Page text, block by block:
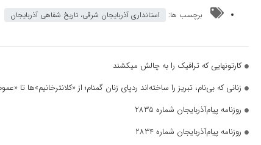
برچسب ها: استانداری آذربایجان شرقی، تاریخ شفاهی آذربایجان
کارتونهایی که ترافیک را به چالش میکشند
زنانی که بی‌نام، تبریز را ساخته‌اند ردپای زنان گمنام؛ از «کلانترخانیم»ها تا
روزنامه پیام‌آذربایجان شماره 2835
روزنامه پیام‌آذربایجان شماره 2834